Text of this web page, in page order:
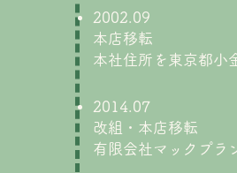
2002.09
本店移転
本社住所を東京都小
2014.07
改組・本店移転
有限会社マックプラ